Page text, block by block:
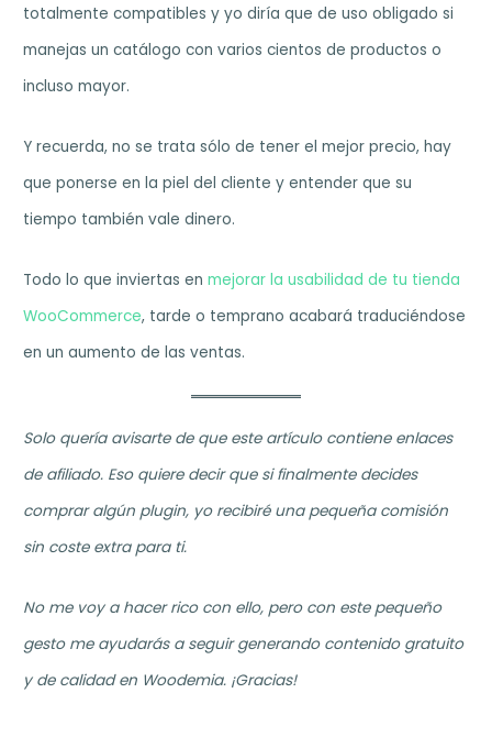
totalmente compatibles y yo diría que de uso obligado si
manejas un catálogo con varios cientos de productos o
incluso mayor.
Y recuerda, no se trata sólo de tener el mejor precio, hay
que ponerse en la piel del cliente y entender que su
tiempo también vale dinero.
Todo lo que inviertas enmejorar la usabilidad de tu tienda
WooCommerce, tarde o temprano acabará traduciéndose
en un aumento de las ventas.
Solo quería avisarte de que este artículo contiene enlaces
de afiliado. Eso quiere decir que si finalmente decides
comprar algún plugin, yo recibiré una pequeña comisión
sin coste extra para ti.
No me voy a hacer rico con ello, pero con este pequeño
gesto me ayudarás a seguir generando contenido gratuito
y de calidad en Woodemia. ¡Gracias!